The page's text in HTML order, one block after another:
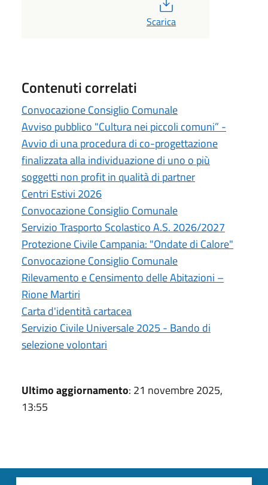
Scarica
Contenuti correlati
Convocazione Consiglio Comunale
Avviso pubblico "Cultura nei piccoli comuni” -
Avvio di una procedura di co-progettazione
finalizzata alla individuazione di uno o più
soggetti non profit in qualità di partner
Centri Estivi 2026
Convocazione Consiglio Comunale
Servizio Trasporto Scolastico A.S. 2026/2027
Protezione Civile Campania: "Ondate di Calore"
Convocazione Consiglio Comunale
Rilevamento e Censimento delle Abitazioni –
Rione Martiri
Carta d'identità cartacea
Servizio Civile Universale 2025 - Bando di
selezione volontari
Ultimo aggiornamento: 21 novembre 2025,
13:55